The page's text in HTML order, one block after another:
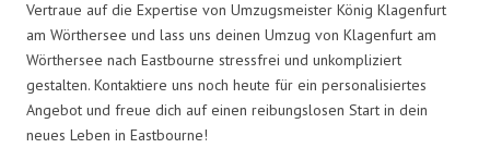
Vertraue auf die Expertise von Umzugsmeister König Klagenfurt
am Wörthersee und lass uns deinen Umzug von Klagenfurt am
Wörthersee nach Eastbourne stressfrei und unkompliziert
gestalten. Kontaktiere uns noch heute für ein personalisiertes
Angebot und freue dich auf einen reibungslosen Start in dein
neues Leben in Eastbourne!